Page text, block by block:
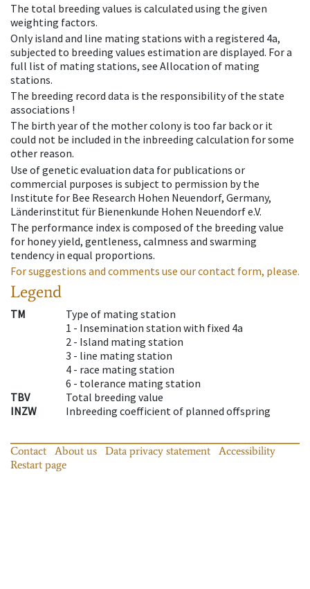
The total breeding values is calculated using the given
weighting factors.
Only island and line mating stations with a registered 4a,
subjected to breeding values estimation are displayed. For a
full list of mating stations, see Allocation of mating
stations.
The breeding record data is the responsibility of the state
associations !
The birth year of the mother colony is too far back or it
could not be included in the inbreeding calculation for some
other reason.
Use of genetic evaluation data for publications or
commercial purposes is subject to permission by the
Institute for Bee Research Hohen Neuendorf, Germany,
Länderinstitut für Bienenkunde Hohen Neuendorf e.V.
The performance index is composed of the breeding value
for honey yield, gentleness, calmness and swarming
tendency in equal proportions.
For suggestions and comments use our contact form, please.
Legend
TM
Type of mating station
1 - Insemination station with fixed 4a
2 - Island mating station
3 - line mating station
4 - race mating station
6 - tolerance mating station
TBV
Total breeding value
INZW
Inbreeding coefficient of planned offspring
Contact About us Data privacy statement
Accessibility
Restart page